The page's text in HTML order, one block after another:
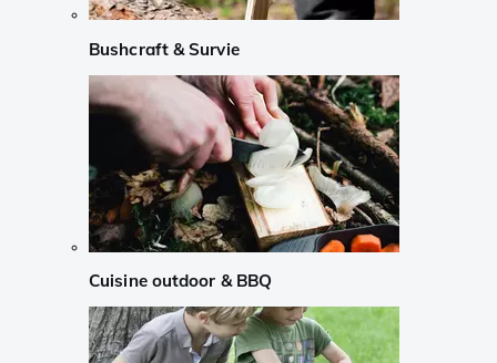
Bushcraft & Survie
Cuisine outdoor & BBQ